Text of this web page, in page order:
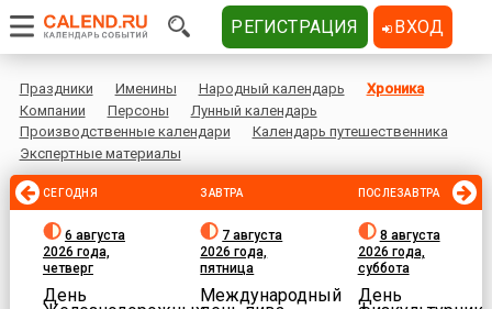
Праздники Именины Народный календарь
Хроника
Компании
Персоны
Лунный календарь
Производственные календари
Календарь путешественника
Экспертные материалы
СЕГОДНЯ
6 августа
2026 года,
четверг
День
ЗАВТРА
7 августа
2026 года,
пятница
Международный
ПОСЛЕЗАВТРА
8 августа
2026 года,
суббота
День
РЕГИСТРАЦИЯ ВХОД